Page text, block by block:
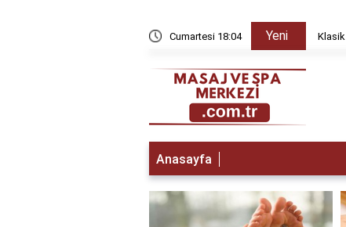
Cumartesi 18:04 Yeni
Anasayfa